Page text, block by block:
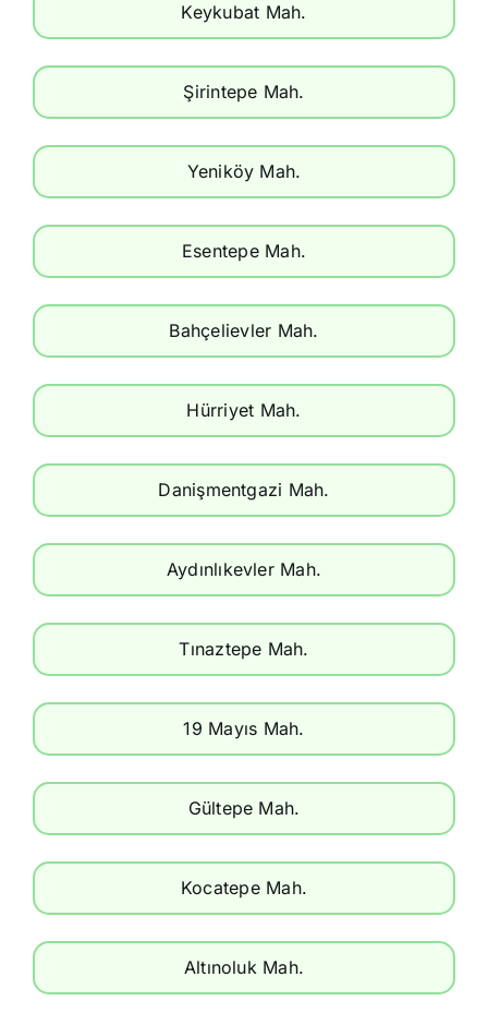
Keykubat Mah.
Şirintepe Mah.
Yeniköy Mah.
Esentepe Mah.
Bahçelievler Mah.
Hürriyet Mah.
Danişmentgazi Mah.
Aydınlıkevler Mah.
Tınaztepe Mah.
19 Mayıs Mah.
Gültepe Mah.
Kocatepe Mah.
Altınoluk Mah.